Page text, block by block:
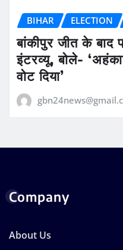
BIHAR ELECTION
बांकीपुर जीत के बाद
इंटरव्यू, बोले-
वोट दिया’
Company
About Us